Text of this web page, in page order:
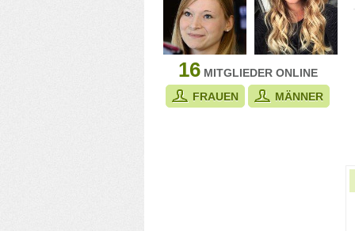
16MITGLIEDER ONLINE
FRAUEN
MÄNNER